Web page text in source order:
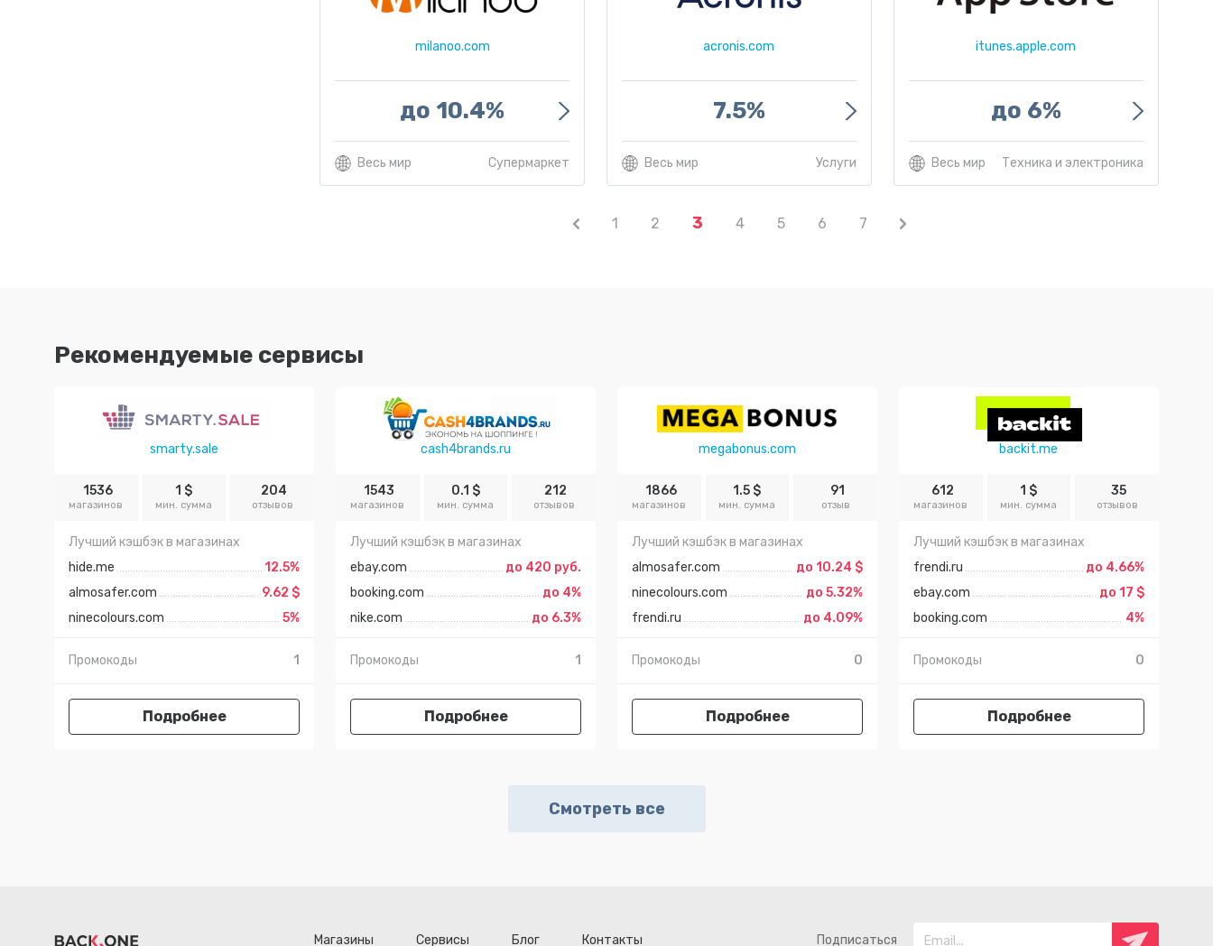
milanoo.com
до 10.4%
Весь мир Супермаркет
acronis.com
7.5%
Весь мир Услуги
itunes.apple.com
до 6%
Весь мир Техника и электроника
1 2 3 4 5 6 7
Рекомендуемые сервисы
smarty.sale
1536
магазинов
1 $
мин. сумма
204
отзывов
Лучший кэшбэк в магазинах
hide.me
12.5%
almosafer.com
9.62 $
ninecolours.com
5%
Промокоды 1
Подробнее
cash4brands.ru
1543
магазинов
0.1 $
мин. сумма
212
отзывов
Лучший кэшбэк в магазинах
ebay.com
до 420 руб.
booking.com
до 4%
nike.com
до 6.3%
Промокоды 1
Подробнее
megabonus.com
1866
магазинов
1.5 $
мин. сумма
91
отзыв
Лучший кэшбэк в магазинах
almosafer.com
до 10.24 $
ninecolours.com
до 5.32%
frendi.ru
до 4.09%
Промокоды 0
Подробнее
backit.me
612
магазинов
1 $
мин. сумма
35
отзывов
Лучший кэшбэк в магазинах
frendi.ru
до 4.66%
ebay.com
до 17 $
booking.com
4%
Промокоды 0
Подробнее
Смотреть все
Магазины Сервисы Блог Контакты Подписаться